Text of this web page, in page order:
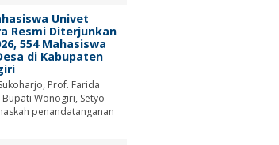
Univet
Resmi Diterjunkan
554 Mahasiswa
di Kabupaten
Prof. Farida
Wonogiri, Setyo
penandatanganan